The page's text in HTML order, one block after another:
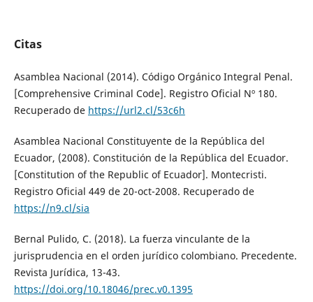
Citas
Asamblea Nacional (2014). Código Orgánico Integral Penal.
[Comprehensive Criminal Code]. Registro Oficial Nº 180.
Recuperado de https://url2.cl/53c6h
Asamblea Nacional Constituyente de la República del
Ecuador, (2008). Constitución de la República del Ecuador.
[Constitution of the Republic of Ecuador]. Montecristi.
Registro Oficial 449 de 20-oct-2008. Recuperado de
https://n9.cl/sia
Bernal Pulido, C. (2018). La fuerza vinculante de la
jurisprudencia en el orden jurídico colombiano. Precedente.
Revista Jurídica, 13-43.
https://doi.org/10.18046/prec.v0.1395